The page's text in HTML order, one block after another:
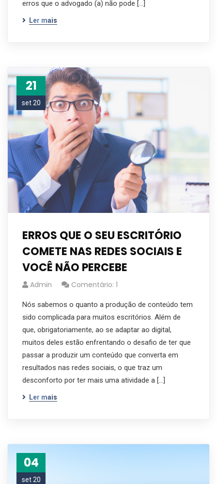
erros que o advogado (a) não pode […]
Ler mais
21
set 20
ERROS QUE O SEU ESCRITÓRIO
COMETE NAS REDES SOCIAIS E
VOCÊ NÃO PERCEBE
Admin Comentário: 1
Nós sabemos o quanto a produção de conteúdo tem
sido complicada para muitos escritórios. Além de
que, obrigatoriamente, ao se adaptar ao digital,
muitos deles estão enfrentando o desafio de ter que
passar a produzir um conteúdo que converta em
resultados nas redes sociais, o que traz um
desconforto por ter mais uma atividade a […]
Ler mais
04
set 20